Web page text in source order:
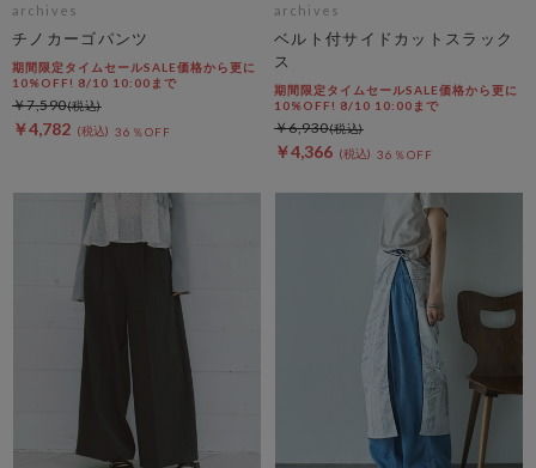
archives
チノカーゴパンツ
期間限定タイムセールSALE価格から更に
10%OFF! 8/10 10:00まで
￥4,782 36％OFF
￥7,590
archives
ベルト付サイドカットスラック
ス
期間限定タイムセールSALE価格から更に
10%OFF! 8/10 10:00まで
￥4,366 36％OFF
￥6,930